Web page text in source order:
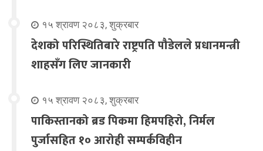
१५ श्रावण २०८३, शुक्रबार
देशको परिस्थितिबारे राष्ट्रपति पौडेलले प्रधानमन्त्री
शाहसँग लिए जानकारी
१५ श्रावण २०८३, शुक्रबार
पाकिस्तानको ब्रड पिकमा हिमपहिरो, निर्मल
पुर्जासहित १० आरोही सम्पर्कविहीन